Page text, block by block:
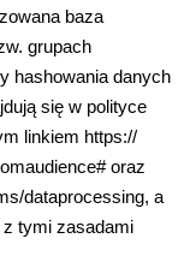
baza
grupach
hashowania danych
ąsięw polityce
linkiem https://
oraz
dataprocessing, a
z tymi zasadami